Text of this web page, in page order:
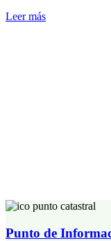
Leer más
Punto de